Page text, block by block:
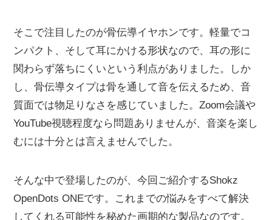
そこで注目したのが骨伝導イヤホンです。軽量でコ
ンパクト、そして耳にかける形状なので、耳の形に
関わらず落ちにくいという利点がありました。しか
し、骨伝導タイプは骨を通して音を伝えるため、音
質面では物足りなさを感じていました。Zoom会議や
YouTube視聴程度なら問題ありませんが、音楽を楽し
むには十分とは言えませんでした。
そんな中で登場したのが、今回ご紹介するShokz
OpenDots ONEです。これまでの悩みをすべて解決
してくれる可能性を秘めた画期的な製品なのです。